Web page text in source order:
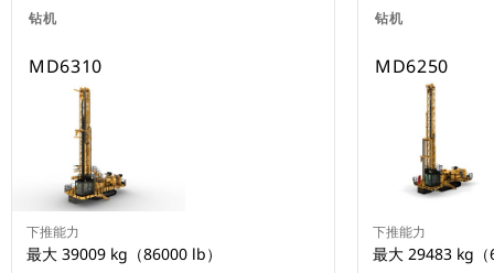
钻机
MD6310
下推能力
最大 39009 kg（86000 lb）
钻机
MD6250
下推能力
最大 29483 kg